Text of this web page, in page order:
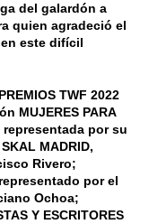
del galardón a
quien agradeció el
este difícil
TWF 2022
MUJERES PARA
representada por su
MADRID,
Rivero;
por el
Ochoa;
Y ESCRITORES